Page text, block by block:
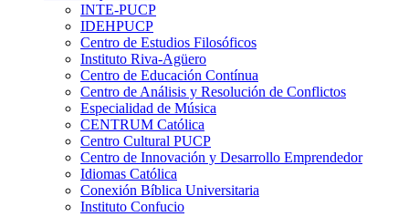
INTE-PUCP
IDEHPUCP
Centro de Estudios Filosóficos
Instituto Riva-Agüero
Centro de Educación Contínua
Centro de Análisis y Resolución de Conflictos
Especialidad de Música
CENTRUM Católica
Centro Cultural PUCP
Centro de Innovación y Desarrollo Emprendedor
Idiomas Católica
Conexión Bíblica Universitaria
Instituto Confucio